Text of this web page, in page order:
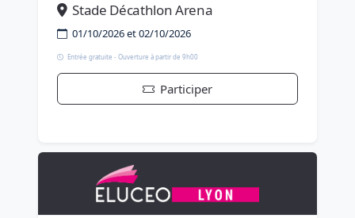
Stade Décathlon Arena
01/10/2026 et 02/10/2026
Entrée gratuite - Ouverture à partir de 9h00
Participer